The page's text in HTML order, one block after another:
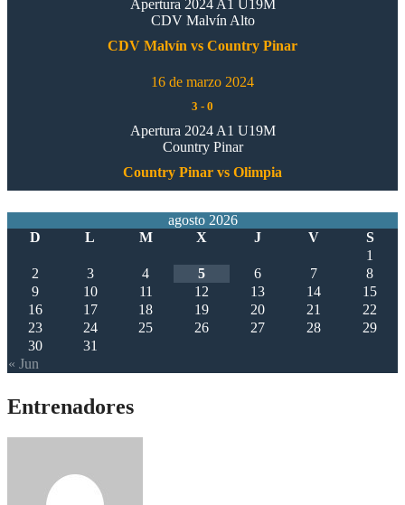
Apertura 2024 A1 U19M
CDV Malvín Alto
CDV Malvín vs Country Pinar
16 de marzo 2024
3 - 0
Apertura 2024 A1 U19M
Country Pinar
Country Pinar vs Olimpia
agosto 2026
D
L M X J V S
« Jun
1
2
3 4 5 6 7
8
9
10 11 12 13 14
15
16
17 18 19 20 21
22
23
24 25 26 27 28
29
30
31
Entrenadores